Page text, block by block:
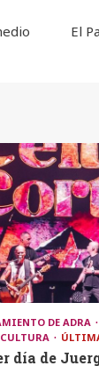
El
DE ADRA
día de